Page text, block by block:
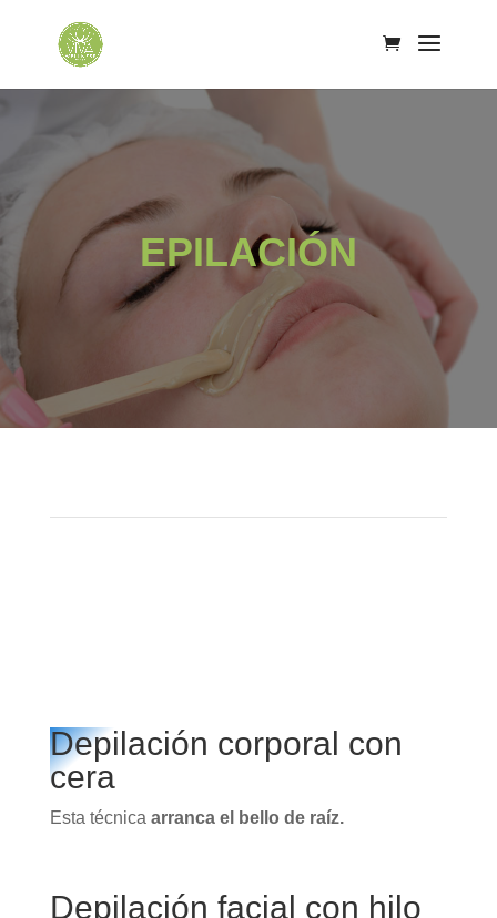
EPILACIÓN
Depilación corporal con
cera
Esta técnica arranca el bello de raíz.
Depilación facial con hilo